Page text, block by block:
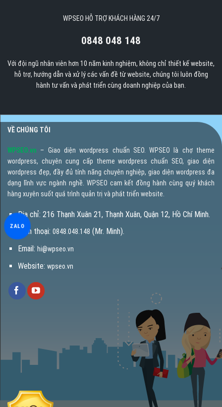
WPSEO HỖ TRỢ KHÁCH HÀNG 24/7
0848 048 148
Với đội ngũ nhân viên hơn 10 năm kinh nghiệm, không chỉ thiết kế website,
hỗ trợ, hướng dẫn và xử lý các vấn đề từ website, chúng tôi luôn đồng
hành tư vấn và phát triển cùng doanh nghiệp của bạn.
VỀ CHÚNG TÔI
WPSEO.vn – Giao diện wordpress chuẩn SEO. WPSEO là chợ theme
wordpress, chuyên cung cấp theme wordpress chuẩn SEO, giao diện
wordpress đẹp, đầy đủ tính năng chuyên nghiệp, giao diện wordpress đa
dạng lĩnh vực ngành nghề. WPSEO cam kết đồng hành cùng quý khách
hàng xuyên suốt quá trình quản trị và phát triển website.
Địa chỉ: 216 Thạnh Xuân 21, Thạnh Xuân, Quận 12, Hồ Chí Minh.
Điện thoại: 0848.048.148 (Mr. Minh).
Email: hi@wpseo.vn
Website: wpseo.vn
ZALO